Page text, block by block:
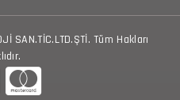
SAN.TİC.LTD.ŞTİ. Tüm Hakları